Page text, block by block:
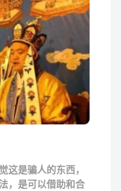
这是骗人的东西，
，是可以借助和合